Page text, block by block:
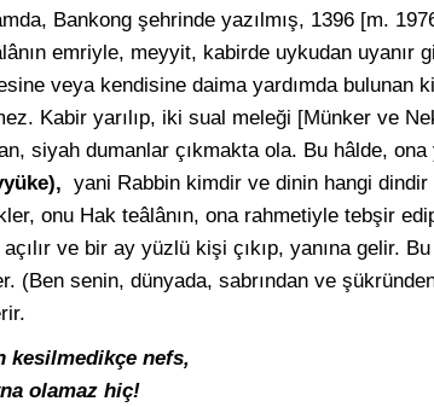
Bankong şehrinde yazılmış, 1396 [m.
emriyle, meyyit, kabirde uykudan
veya kendisine daima yardımda bulunan
Kabir yarılıp, iki sual meleği [Münker ve
siyah dumanlar çıkmakta ola. Bu hâlde, ona
yani Rabbin kimdir ve dinin hangi
onu Hak teâlânın, ona rahmetiyle tebşir
ve bir ay yüzlü kişi çıkıp, yanına gelir.
(Ben senin, dünyada, sabrından ve
kesilmedikçe nefs,
olamaz hiç!